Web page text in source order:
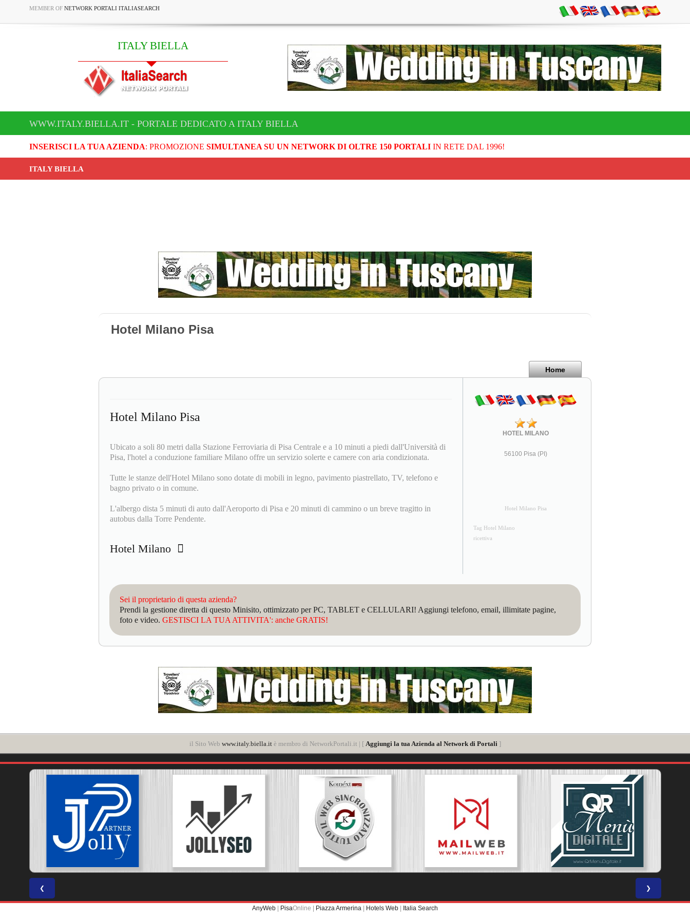
MEMBER OF NETWORK PORTALI ITALIASEARCH
ITALY BIELLA
WWW.ITALY.BIELLA.IT - PORTALE DEDICATO A ITALY BIELLA
INSERISCI LA TUA AZIENDA: PROMOZIONE SIMULTANEA SU UN NETWORK DI OLTRE 150 PORTALIIN RETE DAL 1996!
ITALY BIELLA
Hotel Milano Pisa
Home
Hotel Milano Pisa
Ubicato a soli 80 metri dalla Stazione Ferroviaria di Pisa Centrale e a 10 minuti a piedi dall'Università di
Pisa, l'hotel a conduzione familiare Milano offre un servizio solerte e camere con aria condizionata.
Tutte le stanze dell'Hotel Milano sono dotate di mobili in legno, pavimento piastrellato, TV, telefono e
bagno privato o in comune.
L'albergo dista 5 minuti di auto dall'Aeroporto di Pisa e 20 minuti di cammino o un breve tragitto in
autobus dalla Torre Pendente.
Hotel Milano
HOTEL MILANO
56100 Pisa (PI)
Hotel Milano Pisa
Tag Hotel Milano
ricettiva
Sei il proprietario di questa azienda?
Prendi la gestione diretta di questo Minisito, ottimizzato per PC, TABLET e CELLULARI! Aggiungi telefono, email, illimitate pagine,
foto e video. GESTISCI LA TUA ATTIVITA': anche GRATIS!
il Sito Web www.italy.biella.itè membro di NetworkPortali.it | [ Aggiungi la tua Azienda al Network di Portali ]
❮ ❯
AnyWeb | PisaOnline | Piazza Armerina | Hotels Web | Italia Search